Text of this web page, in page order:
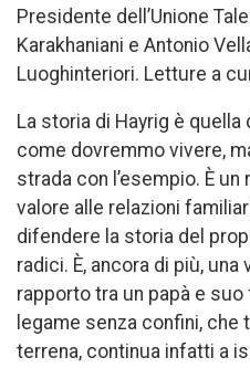
Presidente dell’Unione
Karakhaniani e Antonio
Luoghinteriori. Letture a
La storia di Hayrig è quella
come dovremmo vivere,
strada con l’esempio. È
valore alle relazioni
difendere la storia del
radici. È, ancora di più, una
rapporto tra un papà e suo
legame senza confini, che
terrena, continua infatti a